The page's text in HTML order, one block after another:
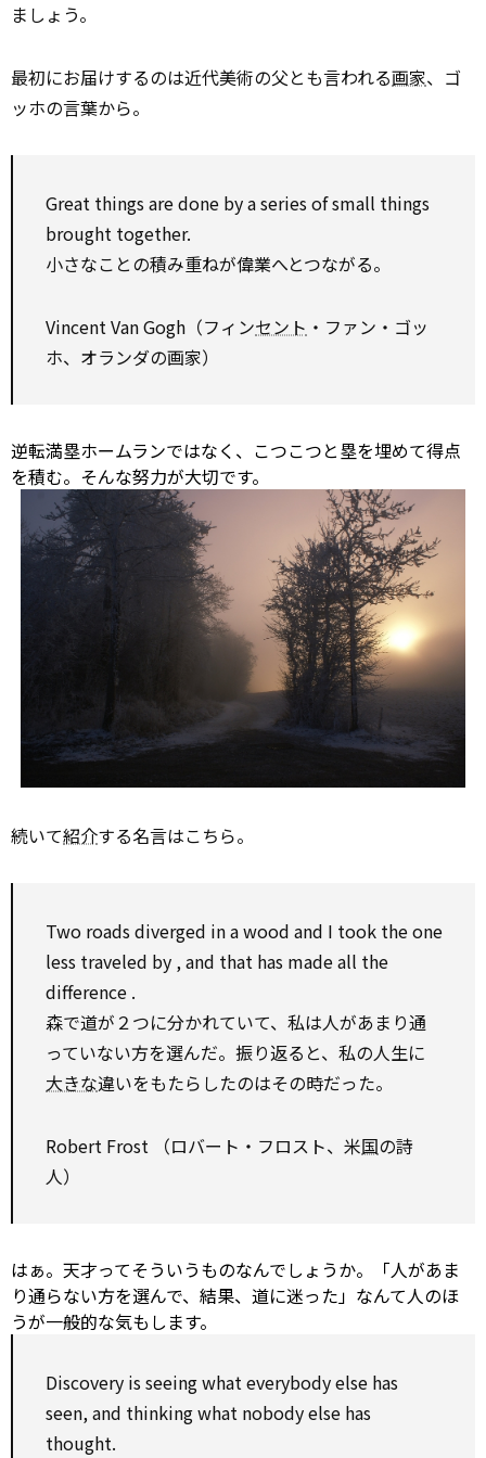
ましょう。
最初にお届けするのは近代美術の父とも言われる画家、ゴ
ッホの言葉から。
Great things are done bya series of small things
brought together.
小さなことの積み重ねが偉業へとつながる。
Vincent Van Gogh（フィンセント ・ファン・ゴッ
ホ、オランダの画家）
逆転満塁ホームランではなく、こつこつと塁を埋めて得点
を積む。そんな努力が大切です。
続いて紹介する名言はこちら。
Two roads diverged in a wood and I took the one
less traveled by , and that has made all the
difference .
森で道が２つに分かれていて、私は人があまり通
っていない方を選んだ。振り返ると、私の人生に
大きな違いをもたらしたのはその時だった。
Robert Frost （ロバート・フロスト、米国の詩
人）
はぁ。天才ってそういうものなんでしょうか。「人があま
り通らない方を選んで、結果、道に迷った」なんて人のほ
うが一般的な気もします。
Discovery is seeing what everybody else has
seen, and thinking what nobody else has
thought.